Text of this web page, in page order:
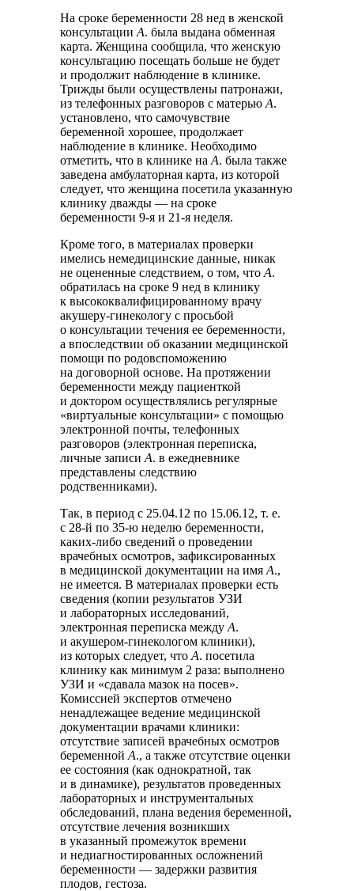
На сроке беременности 28 нед в женской
консультацииА. была выдана обменная
карта. Женщина сообщила, что женскую
консультацию посещать больше не будет
и продолжит наблюдение в клинике.
Трижды были осуществлены патронажи,
из телефонных разговоров с матерьюА.
установлено, что самочувствие
беременной хорошее, продолжает
наблюдение в клинике. Необходимо
отметить, что в клинике наА. была также
заведена амбулаторная карта, из которой
следует, что женщина посетила указанную
клинику дважды — на сроке
беременности 9-я и 21-я неделя.
Кроме того, в материалах проверки
имелись немедицинские данные, никак
не оцененные следствием, о том, чтоА.
обратилась на сроке 9 нед в клинику
к высококвалифицированному врачу
акушеру-гинекологу с просьбой
о консультации течения ее беременности,
а впоследствии об оказании медицинской
помощи по родовспоможению
на договорной основе. На протяжении
беременности между пациенткой
и доктором осуществлялись регулярные
«виртуальные консультации» с помощью
электронной почты, телефонных
разговоров (электронная переписка,
личные записиА. в ежедневнике
представлены следствию
родственниками).
Так, в период с 25.04.12 по 15.06.12, т. е.
с 28-й по 35-ю неделю беременности,
каких-либо сведений о проведении
врачебных осмотров, зафиксированных
в медицинской документации на имяА.,
не имеется. В материалах проверки есть
сведения (копии результатов УЗИ
и лабораторных исследований,
электронная переписка междуА.
и акушером-гинекологом клиники),
из которых следует, чтоА. посетила
клинику как минимум 2 раза: выполнено
УЗИ и «сдавала мазок на посев».
Комиссией экспертов отмечено
ненадлежащее ведение медицинской
документации врачами клиники:
отсутствие записей врачебных осмотров
беременнойА., а также отсутствие оценки
ее состояния (как однократной, так
и в динамике), результатов проведенных
лабораторных и инструментальных
обследований, плана ведения беременной,
отсутствие лечения возникших
в указанный промежуток времени
и недиагностированных осложнений
беременности — задержки развития
плодов, гестоза.